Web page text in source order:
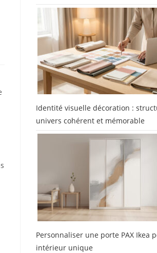
Identité visuelle décoration :
univers cohérent et mémorable
Personnaliser une porte PAX Ikea
intérieur unique